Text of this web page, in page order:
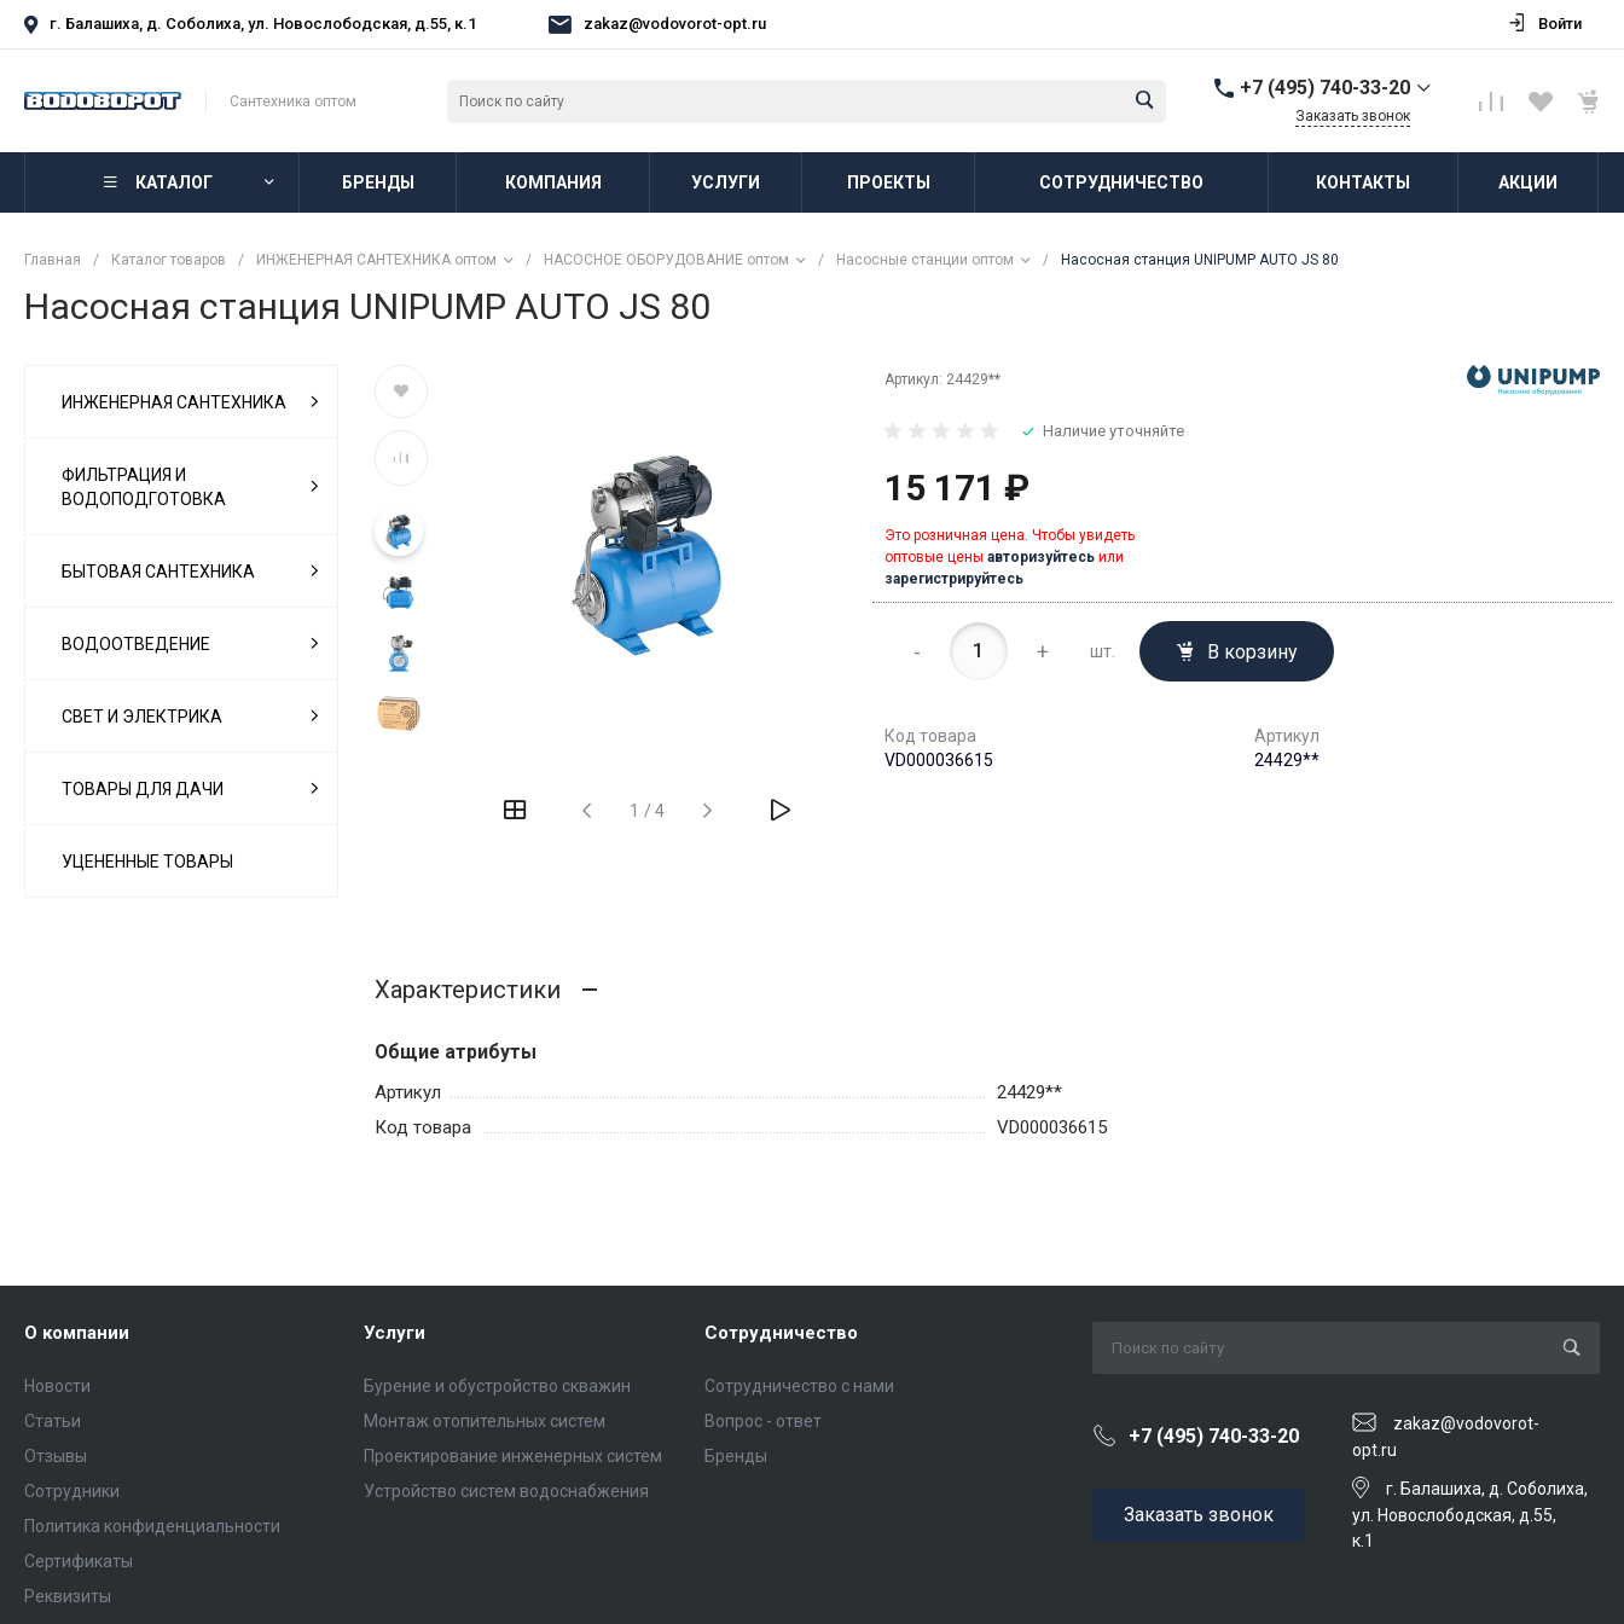
г. Балашиха, д. Соболиха, ул. Новослободская, д.55, к.1 zakaz@vodovorot-opt.ru Войти
Сантехника оптом
+7 (495) 740-33-20
г. Балашиха, д.
Пн-Пт: 8:00-18:00 Cб-Вс:
Заказать звонок
КАТАЛОГ БРЕНДЫ КОМПАНИЯ УСЛУГИ ПРОЕКТЫ СОТРУДНИЧЕСТВО КОНТАКТЫ АКЦИИ
Главная / Каталог товаров / ИНЖЕНЕРНАЯ САНТЕХНИКА оптом / НАСОСНОЕ ОБОРУДОВАНИЕ оптом / Насосные станции оптом / Насосная станция UNIPUMP AUTO JS 80
Насосная станция UNIPUMP AUTO JS 80
ИНЖЕНЕРНАЯ САНТЕХНИКА
ФИЛЬТРАЦИЯ И
ВОДОПОДГОТОВКА
БЫТОВАЯ САНТЕХНИКА
ВОДООТВЕДЕНИЕ
СВЕТ И ЭЛЕКТРИКА
ТОВАРЫ ДЛЯ ДАЧИ
УЦЕНЕННЫЕ ТОВАРЫ
1 / 4
Артикул: 24429**
Наличие уточняйте
15 171 ₽
Это розничная цена. Чтобы увидеть
оптовые цены авторизуйтесьили
зарегистрируйтесь
- + шт. В корзину
Код товара
VD000036615
Артикул
24429**
Характеристики
Общие атрибуты
Артикул
24429**
Код товара
VD000036615
О компании
Новости
Статьи
Отзывы
Сотрудники
Политика конфиденциальности
Сертификаты
Реквизиты
Услуги
Бурение и обустройство скважин
Монтаж отопительных систем
Проектирование инженерных систем
Устройство систем водоснабжения
Сотрудничество
Сотрудничество с нами
Вопрос - ответ
Бренды
+7 (495) 740-33-20
zakaz@vodovorot-
opt.ru
Заказать звонок
г. Балашиха, д. Соболиха,
ул. Новослободская, д.55,
к.1